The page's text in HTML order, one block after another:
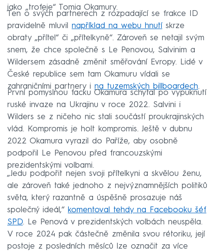
jako „trofeje“ Tomia Okamury.
Ten o svých partnerech z rozpadající se frakce ID
pravidelně mluvil například na webu hnutí skrze
obraty „přítel“ či „přítelkyně“. Zároveň se netajil svým
snem, že chce společně s Le Penovou, Salvinim a
Wildersem zásadně změnit směřování Evropy. Lidé v
České republice sem tam Okamuru vídali se
zahraničními partnery i na tuzemských billboardech.
První pomyslnou facku Okamura schytal po vypuknutí
ruské invaze na Ukrajinu v roce 2022. Salvini i
Wilders se z ničeho nic stali součástí proukrajinských
vlád. Kompromis je holt kompromis. Ještě v dubnu
2022 Okamura vyrazil do Paříže, aby osobně
podpořil Le Penovou před francouzskými
prezidentskými volbami.
„Jedu podpořit nejen svoji přítelkyni a skvělou ženu,
ale zároveň také jednoho z nejvýznamnějších politiků
světa, který razantně a úspěšně prosazuje náš
společný ideál,“ komentoval tehdy na Facebooku šéf
SPD. Le Penová v prezidentských volbách neuspěla.
V roce 2024 pak částečně změnila svou rétoriku, její
postoje z posledních měsíců lze označit za více